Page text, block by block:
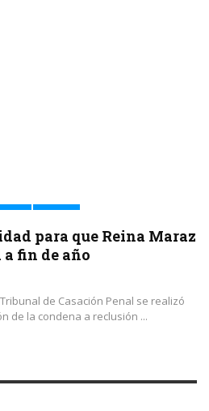
para que Reina Maraz
fin de año
de Casación Penal se realizó
de la condena a reclusión ...